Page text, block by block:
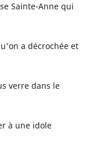
Sainte-Anne qui
a décrochée et
verre dans le
à une idole